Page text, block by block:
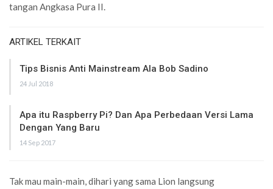
tangan Angkasa Pura II.
ARTIKEL TERKAIT
Tips Bisnis Anti Mainstream Ala Bob Sadino
24 Jul 2018
Apa itu Raspberry Pi? Dan Apa Perbedaan Versi Lama
Dengan Yang Baru
14 Sep 2017
Tak mau main-main, dihari yang sama Lion langsung